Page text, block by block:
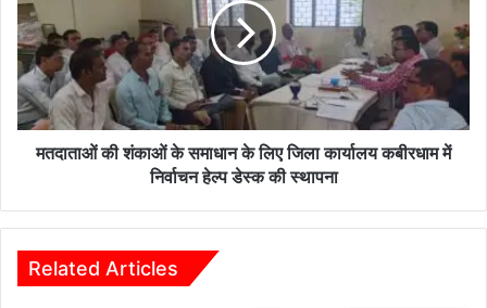
राशि
हेतु
10
करोड़
रु.
से
अधिक
गया
के
समाधान
के
लिए
जिला
कार्यालय
कबीरधाम
की
स्थापना
मतदाताओं की शंकाओं के समाधान के लिए जिला कार्यालय कबीरधाम में
निर्वाचन हेल्प डेस्क की स्थापना
Related Articles